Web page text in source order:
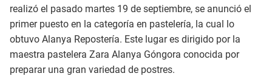
realizó el pasado martes 19 de septiembre, se anunció el
primer puesto en la categoría en pastelería, la cual lo
obtuvo Alanya Repostería. Este lugar es dirigido por la
maestra pastelera Zara Alanya Góngora conocida por
preparar una gran variedad de postres.